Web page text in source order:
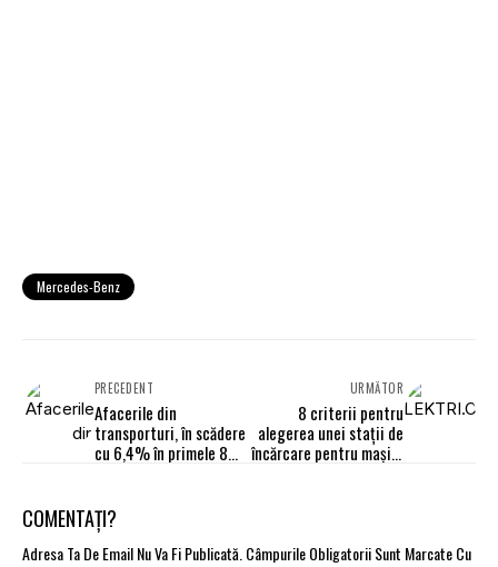
Mercedes-Benz
PRECEDENT
Afacerile din
transporturi, în scădere
cu 6,4% în primele 8
URMĂTOR
8 criterii pentru
alegerea unei stații de
încărcare pentru mașini
COMENTAȚI?
Adresa Ta De Email Nu Va Fi Publicată.Câmpurile Obligatorii Sunt Marcate Cu